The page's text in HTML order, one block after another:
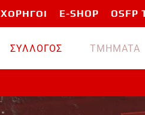
ΧΟΡΗΓΟΙ E-SHOP OSFP
ΣΥΛΛΟΓΟΣ TMHMATA